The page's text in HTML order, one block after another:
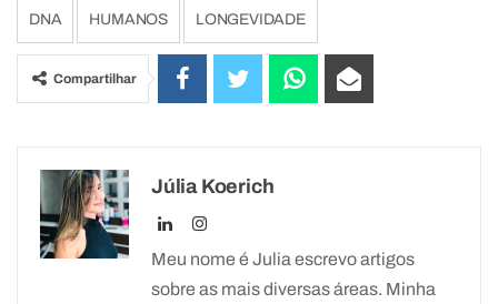
DNA HUMANOS LONGEVIDADE
Compartilhar
Júlia Koerich
Meu nome é Julia escrevo artigos
sobre as mais diversas áreas. Minha